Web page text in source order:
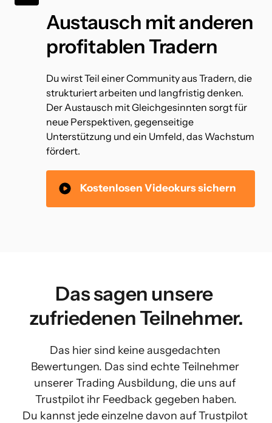
Austausch mit anderen
profitablen Tradern
Du wirst Teil einer Community aus Tradern, die
strukturiert arbeiten und langfristig denken.
Der Austausch mit Gleichgesinnten sorgt für
neue Perspektiven, gegenseitige
Unterstützung und ein Umfeld, das Wachstum
fördert.
Kostenlosen Videokurs sichern
Das sagen unsere
zufriedenen Teilnehmer.
Das hier sind keine ausgedachten
Bewertungen. Das sind echte Teilnehmer
unserer Trading Ausbildung, die uns auf
Trustpilot ihr Feedback gegeben haben.
Du kannst jede einzelne davon auf Trustpilot